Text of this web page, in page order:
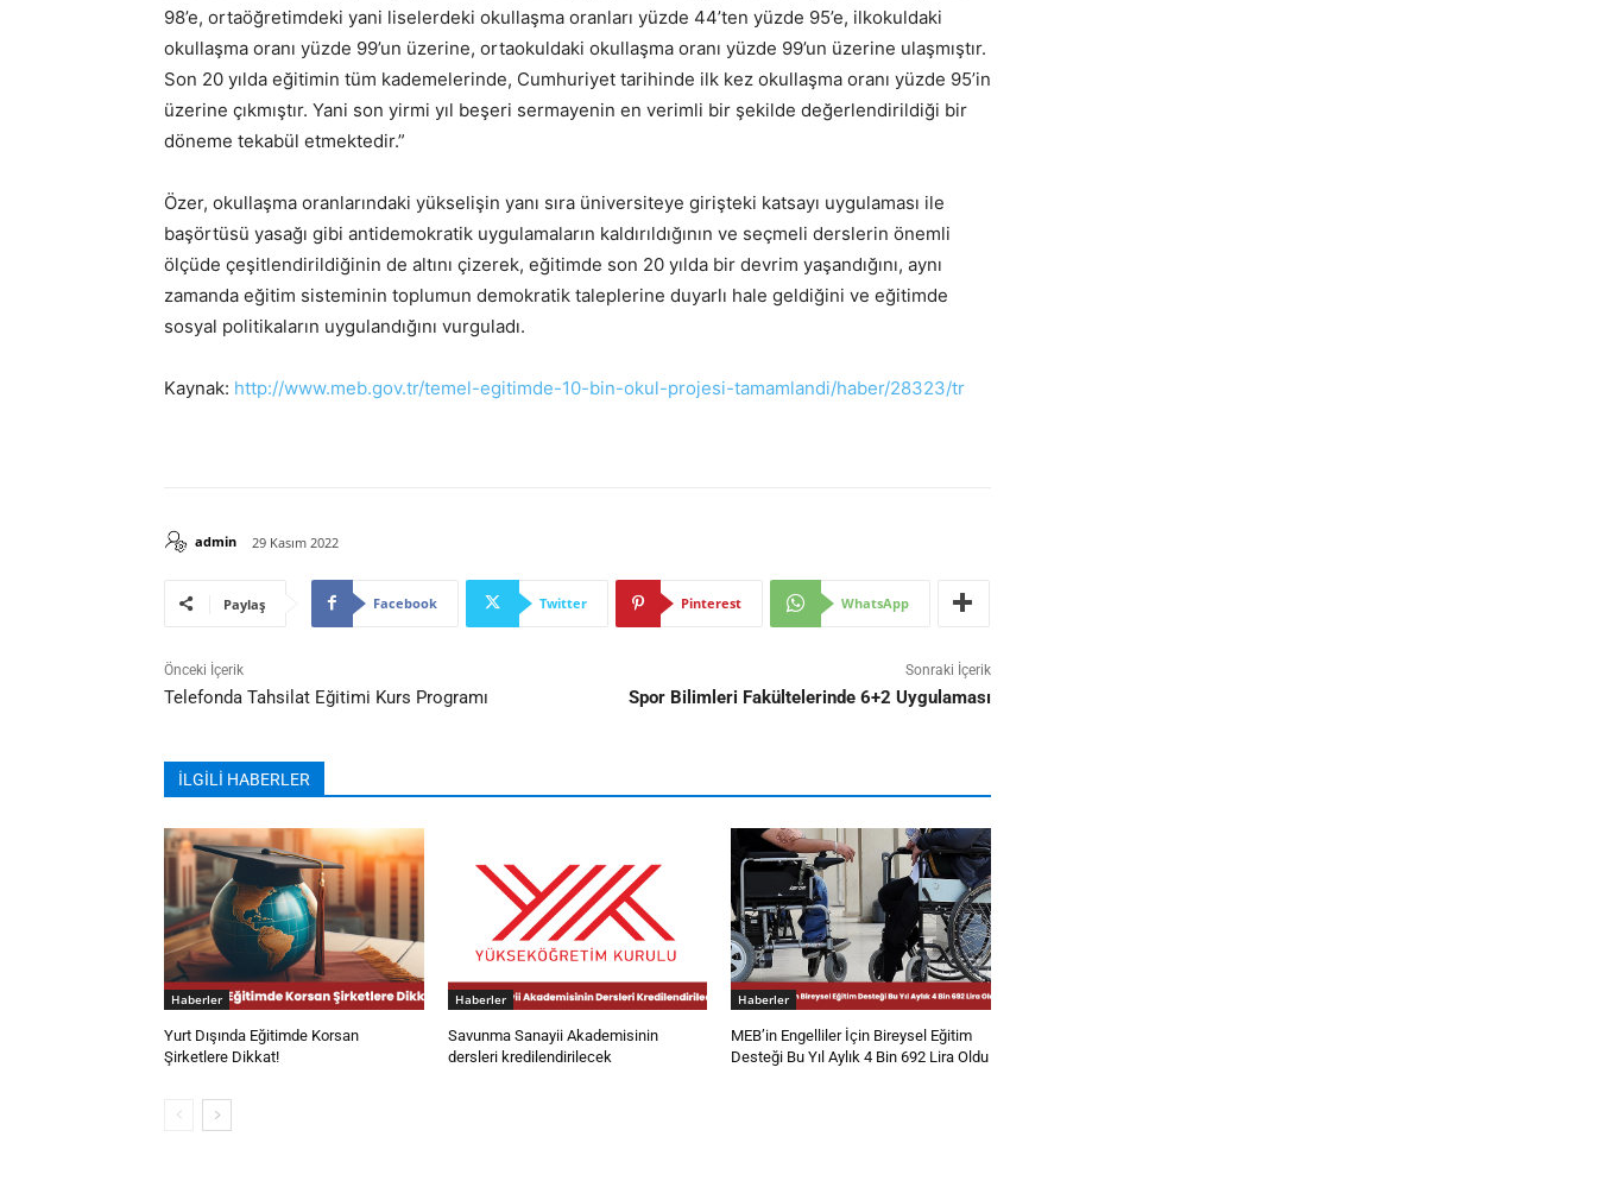
98’e, ortaöğretimdeki yani liselerdeki okullaşma oranları yüzde 44’ten yüzde 95’e, ilkokuldaki
okullaşma oranı yüzde 99’un üzerine, ortaokuldaki okullaşma oranı yüzde 99’un üzerine ulaşmıştır.
Son 20 yılda eğitimin tüm kademelerinde, Cumhuriyet tarihinde ilk kez okullaşma oranı yüzde 95’in
üzerine çıkmıştır. Yani son yirmi yıl beşeri sermayenin en verimli bir şekilde değerlendirildiği bir
döneme tekabül etmektedir.”
Özer, okullaşma oranlarındaki yükselişin yanı sıra üniversiteye girişteki katsayı uygulaması ile
başörtüsü yasağı gibi antidemokratik uygulamaların kaldırıldığının ve seçmeli derslerin önemli
ölçüde çeşitlendirildiğinin de altını çizerek, eğitimde son 20 yılda bir devrim yaşandığını, aynı
zamanda eğitim sisteminin toplumun demokratik taleplerine duyarlı hale geldiğini ve eğitimde
sosyal politikaların uygulandığını vurguladı.
Kaynak: http://www.meb.gov.tr/temel-egitimde-10-bin-okul-projesi-tamamlandi/haber/28323/tr
admin 29 Kasım 2022
Paylaş Facebook Twitter Pinterest WhatsApp
Önceki İçerik
Telefonda Tahsilat Eğitimi Kurs Programı
Sonraki İçerik
Spor Bilimleri Fakültelerinde 6+2 Uygulaması
İLGİLİ HABERLER
Haberler
Yurt Dışında Eğitimde Korsan
Şirketlere Dikkat!
Haberler
Savunma Sanayii Akademisinin
dersleri kredilendirilecek
Haberler
MEB’in Engelliler İçin Bireysel Eğitim
Desteği Bu Yıl Aylık 4 Bin 692 Lira Oldu